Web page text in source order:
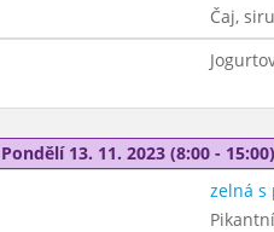
Čaj,
Pondělí 13. 11. 2023 (8:00 - 15:00)
zelná s